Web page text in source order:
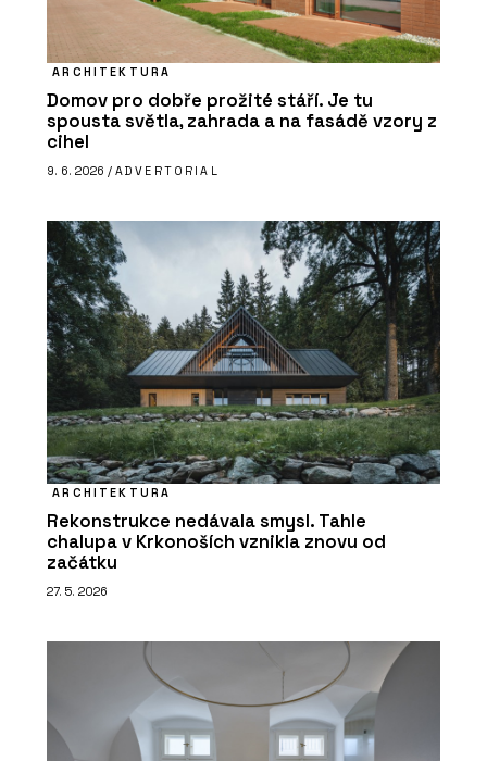
ARCHITEKTURA
Domov pro dobře prožité stáří. Je tu
spousta světla, zahrada a na fasádě vzory z
cihel
9. 6. 2026 / ADVERTORIAL
ARCHITEKTURA
Rekonstrukce nedávala smysl. Tahle
chalupa v Krkonoších vznikla znovu od
začátku
27. 5. 2026